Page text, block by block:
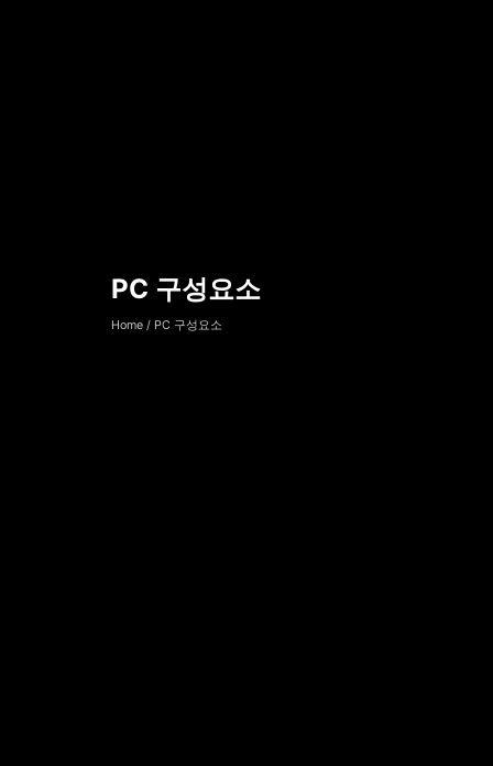
PC 구성요소
PC 구성요소
Home/ PC 구성요소